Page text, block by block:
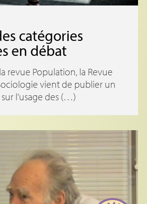
catégories
en débat
revue Population, la Revue
vient de publier un
l’usage des (…)